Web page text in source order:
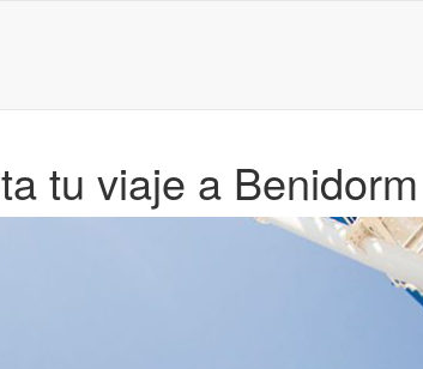
tu viaje a Benidorm